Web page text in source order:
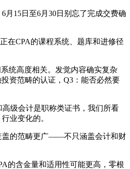
15日至6月30日别忘了完成交费确
在CPA的课程系统、题库和进修径
统高度相关。发觉内容确实复杂
资范畴的认证，Q3：能否必然要
级会计是职称类证书，我们所看
业变化的。
盖的范畴更广——不只涵盖会计和财
的含金量和适用性可能更高，零根